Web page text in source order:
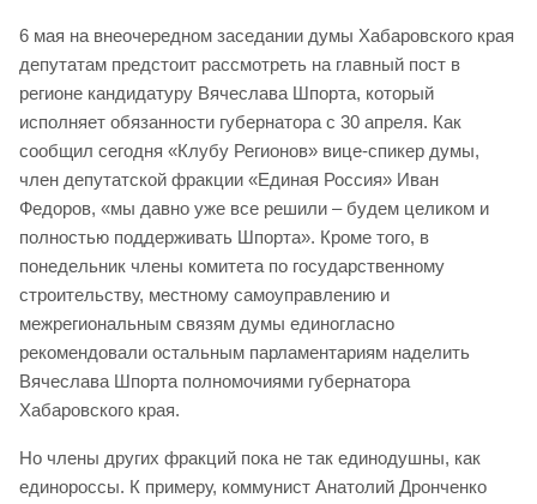
6 мая на внеочередном заседании думы Хабаровского края
депутатам предстоит рассмотреть на главный пост в
регионе кандидатуру Вячеслава Шпорта, который
исполняет обязанности губернатора с 30 апреля. Как
сообщил сегодня «Клубу Регионов» вице-спикер думы,
член депутатской фракции «Единая Россия» Иван
Федоров, «мы давно уже все решили – будем целиком и
полностью поддерживать Шпорта». Кроме того, в
понедельник члены комитета по государственному
строительству, местному самоуправлению и
межрегиональным связям думы единогласно
рекомендовали остальным парламентариям наделить
Вячеслава Шпорта полномочиями губернатора
Хабаровского края.
Но члены других фракций пока не так единодушны, как
единороссы. К примеру, коммунист Анатолий Дронченко